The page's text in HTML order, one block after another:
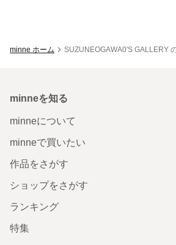
minne ホーム SUZUNEOGAWA0'S GALLERY
minneを知る
minneについて
minneで買いたい
作品をさがす
ショップをさがす
ランキング
特集